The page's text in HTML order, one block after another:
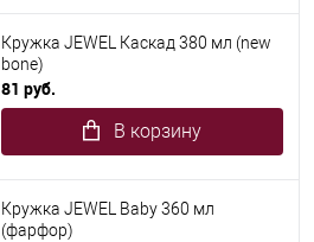
Кружка JEWEL Каскад 380 мл (new
bone)
81 руб.
В корзину
Кружка JEWEL Baby 360 мл
(фарфор)